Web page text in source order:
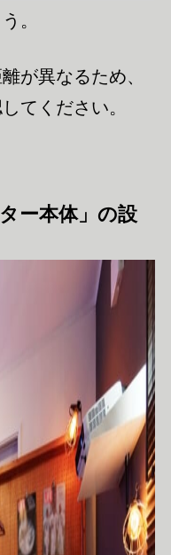
。
が異なるため、
てください。
ー本体」の設